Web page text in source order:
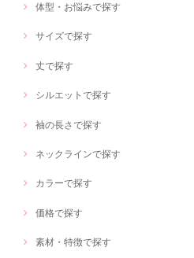
体型・お悩みで探す
サイズで探す
丈で探す
シルエットで探す
袖の長さで探す
ネックラインで探す
カラーで探す
価格で探す
素材・特徴で探す